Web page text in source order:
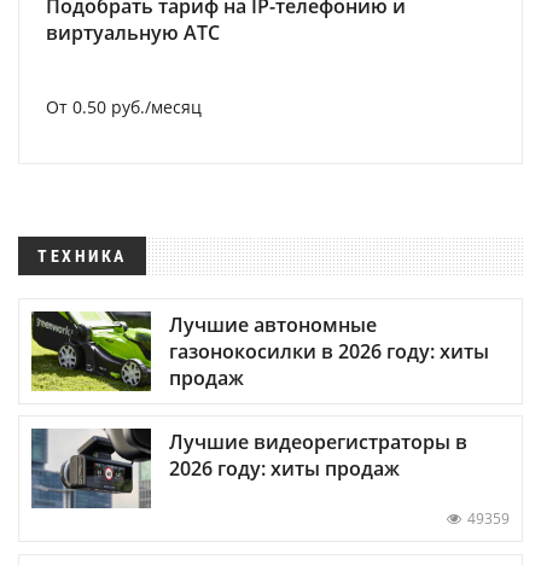
Подобрать тариф на IP-телефонию и
виртуальную АТС
От 0.50 руб./месяц
ТЕХНИКА
Лучшие автономные
газонокосилки в 2026 году: хиты
продаж
Лучшие видеорегистраторы в
2026 году: хиты продаж
49359